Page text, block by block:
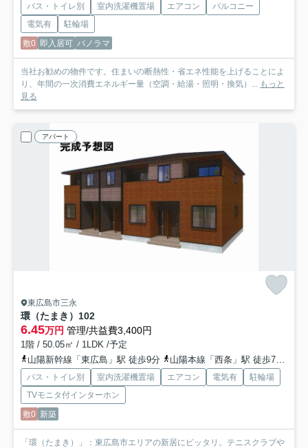
バス・トイレ別 室内洗濯機置場 エアコン
バルコニー
電気有
駐輪場
敷0 即入居可 パノラマ
当社お勧めの物件です。住まいの断熱性・省エネ性能を上げることによ
り、年間の一次消費エネルギー量（空調・給湯・照明・換気）...
もっと
見る
アパート
東広島市三永
環（たまき） 102
6.45万円 管理/共益費3,400円
1階 / 50.05㎡ / 1LDK /予定
山陽新幹線「東広島」駅 徒歩9分
山陽本線「西条」駅 徒歩79分
バス・トイレ別 室内洗濯機置場 エアコン 電気有
駐輪場
TVモニタ付インターホン
敷0 新築
「環（たまき）」：東広島市エリアの新居にピッタリ。テニスクラブや